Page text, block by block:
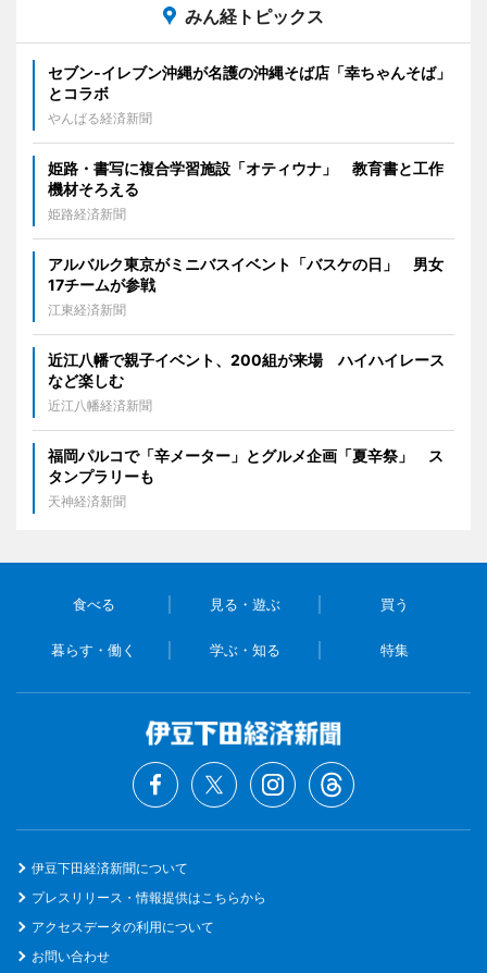
みん経トピックス
セブン‐イレブン沖縄が名護の沖縄そば店「幸ちゃんそば」
とコラボ
やんばる経済新聞
姫路・書写に複合学習施設「オティウナ」 教育書と工作
機材そろえる
姫路経済新聞
アルバルク東京がミニバスイベント「バスケの日」 男女
17チームが参戦
江東経済新聞
近江八幡で親子イベント、200組が来場 ハイハイレース
など楽しむ
近江八幡経済新聞
福岡パルコで「辛メーター」とグルメ企画「夏辛祭」 ス
タンプラリーも
天神経済新聞
食べる 見る・遊ぶ 買う
暮らす・働く 学ぶ・知る 特集
伊豆下田経済新聞について
プレスリリース・情報提供はこちらから
アクセスデータの利用について
お問い合わせ